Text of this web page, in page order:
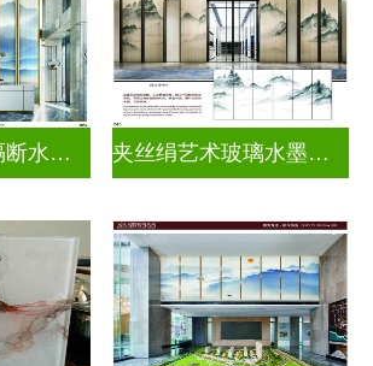
酒店装饰屏风隔断水墨山水画玻璃 夹丝绢艺术玻璃水墨画玻璃